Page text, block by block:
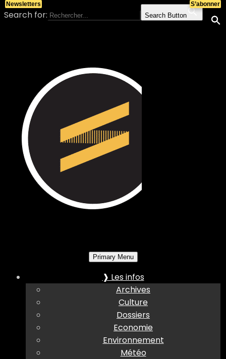
Search for: Search Button
Primary Menu
❱ Les infos
Archives
Culture
Dossiers
Economie
Environnement
Météo
S’abonner
Newsletters